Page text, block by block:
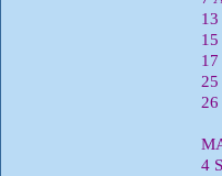
13
26
4